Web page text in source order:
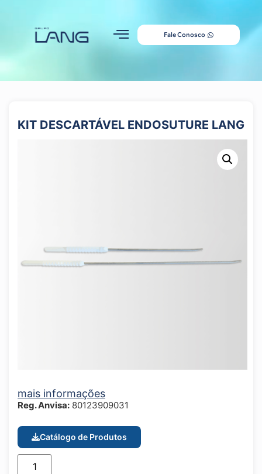
Fale Conosco
KIT DESCARTÁVEL ENDOSUTURE LANG
mais informações
Reg. Anvisa: 80123909031
Catálogo de Produtos